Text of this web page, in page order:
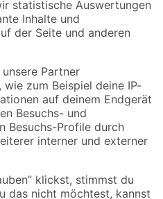
Versandarten